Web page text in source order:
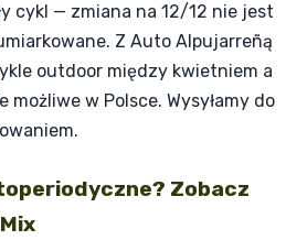
cykl — zmiana na 12/12 nie jest
Z Auto Alpujarreñą
outdoor między kwietniem a
możliwe w Polsce. Wysyłamy do
Zobacz